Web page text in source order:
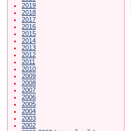
2019
2018
2017
2016
2015
2014
2013
2012
2011
2010
2009
2008
2007
2006
2005
2004
2003
2002